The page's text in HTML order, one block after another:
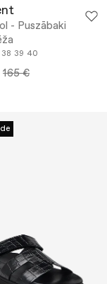
- Puszābaki
38 39 40
165 €